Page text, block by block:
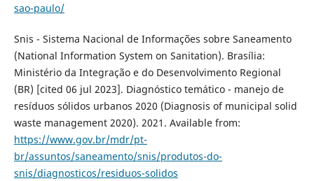
sao-paulo/
Snis - Sistema Nacional de Informações sobre Saneamento
(National Information System on Sanitation). Brasília:
Ministério da Integração e do Desenvolvimento Regional
(BR) [cited 06 jul 2023]. Diagnóstico temático - manejo de
resíduos sólidos urbanos 2020 (Diagnosis of municipal solid
waste management 2020). 2021. Available from:
https://www.gov.br/mdr/pt-
br/assuntos/saneamento/snis/produtos-do-
snis/diagnosticos/residuos-solidos